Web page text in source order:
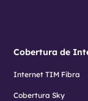
Cobertura de
Internet TIM Fibra
Cobertura Sky